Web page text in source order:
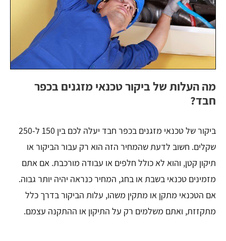
מה העלות של ביקור טכנאי מזגנים בכפר
חבד?
ביקור של טכנאי מזגנים בכפר חבד יעלה לכם בין 150 ל-250
שקלים. חשוב לדעת שהמחיר הזה הוא רק עבור הביקור או
תיקון קטן, והוא לא כולל חלפים או עבודה מורכבת. אם אתם
מזמינים טכנאי בשבת או בחג, המחיר כנראה יהיה יותר גבוה.
אם הטכנאי מתקן או מתקין משהו, עלות הביקור בדרך כלל
מתקזזת, ואתם משלמים רק על התיקון או ההתקנה עצמם.